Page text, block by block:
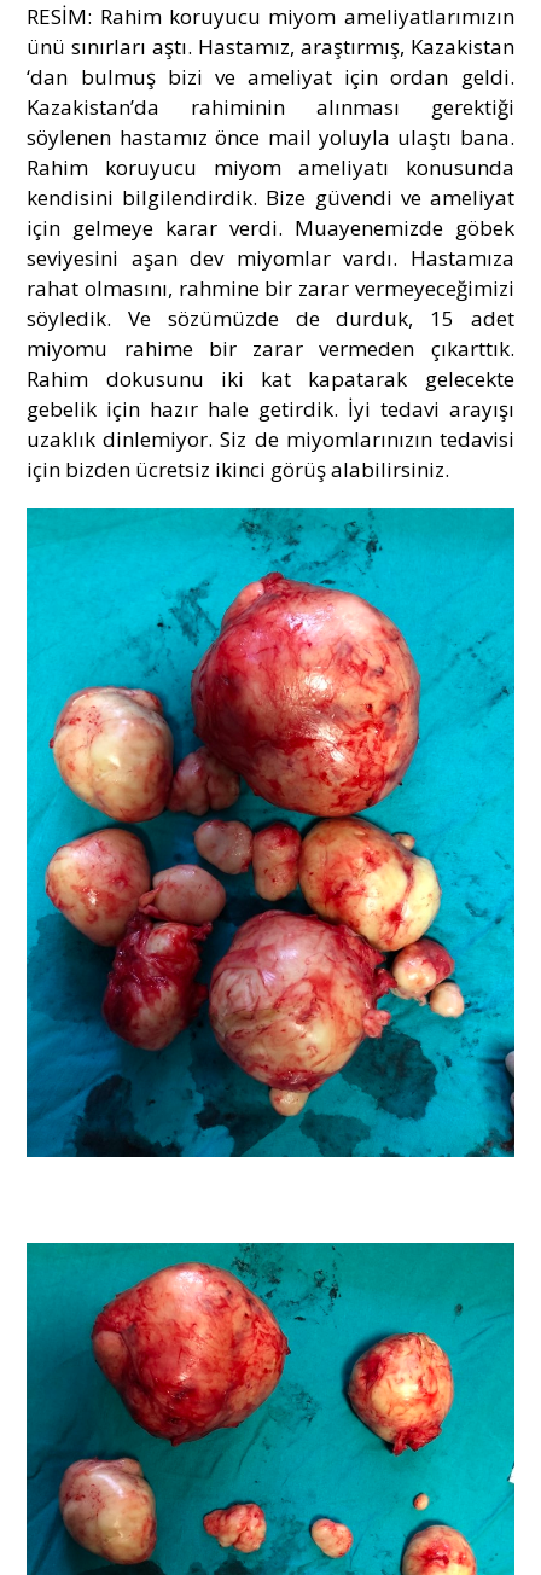
RESİM: Rahim koruyucu miyom ameliyatlarımızın
ünü sınırları aştı. Hastamız, araştırmış, Kazakistan
‘dan bulmuş bizi ve ameliyat için ordan geldi.
Kazakistan’da rahiminin alınması gerektiği
söylenen hastamız önce mail yoluyla ulaştı bana.
Rahim koruyucu miyom ameliyatı konusunda
kendisini bilgilendirdik. Bize güvendi ve ameliyat
için gelmeye karar verdi. Muayenemizde göbek
seviyesini aşan dev miyomlar vardı. Hastamıza
rahat olmasını, rahmine bir zarar vermeyeceğimizi
söyledik. Ve sözümüzde de durduk, 15 adet
miyomu rahime bir zarar vermeden çıkarttık.
Rahim dokusunu iki kat kapatarak gelecekte
gebelik için hazır hale getirdik. İyi tedavi arayışı
uzaklık dinlemiyor. Siz de miyomlarınızın tedavisi
için bizden ücretsiz ikinci görüş alabilirsiniz.